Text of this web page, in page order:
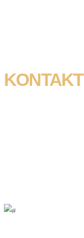
KONTAKT